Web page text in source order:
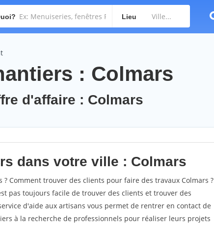
Lieu
: Colmars
d'affaire : Colmars
dans votre ville : Colmars
Comment trouver des clients pour faire des travaux Colmars ?
pas toujours facile de trouver des clients et trouver des
d'aide aux artisans vous permet de rentrer en contact de
à la recherche de professionnels pour réaliser leurs projets